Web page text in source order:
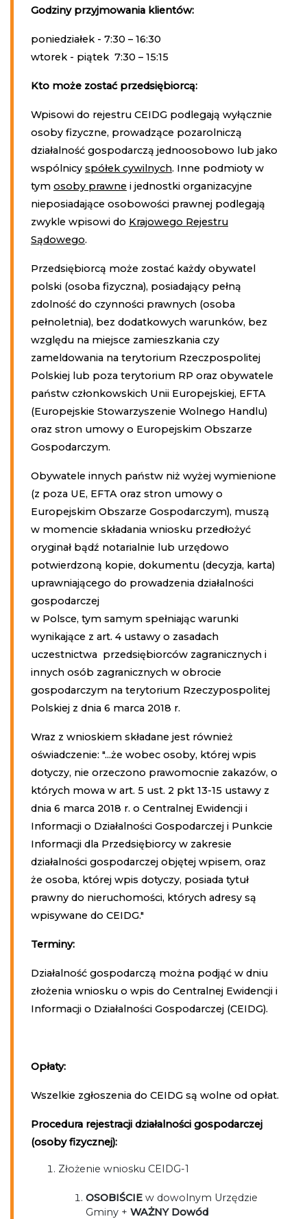
Godziny przyjmowania klientów:
poniedziałek - 7:30 – 16:30
wtorek - piątek 7:30 – 15:15
Kto może zostać przedsiębiorcą:
Wpisowi do rejestru CEIDG podlegają wyłącznie
osoby fizyczne, prowadzące pozarolniczą
działalność gospodarczą jednoosobowo lub jako
wspólnicy spółek cywilnych. Inne podmioty w
tym osoby prawne i jednostki organizacyjne
nieposiadające osobowości prawnej podlegają
zwykle wpisowi do Krajowego Rejestru
Sądowego.
Przedsiębiorcą może zostać każdy obywatel
polski (osoba fizyczna), posiadający pełną
zdolność do czynności prawnych (osoba
pełnoletnia), bez dodatkowych warunków, bez
względu na miejsce zamieszkania czy
zameldowania na terytorium Rzeczpospolitej
Polskiej lub poza terytorium RP oraz obywatele
państw członkowskich Unii Europejskiej, EFTA
(Europejskie Stowarzyszenie Wolnego Handlu)
oraz stron umowy o Europejskim Obszarze
Gospodarczym.
Obywatele innych państw niż wyżej wymienione
(z poza UE, EFTA oraz stron umowy o
Europejskim Obszarze Gospodarczym), muszą
w momencie składania wniosku przedłożyć
oryginał bądź notarialnie lub urzędowo
potwierdzoną kopie, dokumentu (decyzja, karta)
uprawniającego do prowadzenia działalności
gospodarczej
w Polsce, tym samym spełniając warunki
wynikające z art. 4 ustawy o zasadach
uczestnictwa przedsiębiorców zagranicznych i
innych osób zagranicznych w obrocie
gospodarczym na terytorium Rzeczypospolitej
Polskiej z dnia 6 marca 2018 r.
Wraz z wnioskiem składane jest również
oświadczenie: "...że wobec osoby, której wpis
dotyczy, nie orzeczono prawomocnie zakazów, o
których mowa w art. 5 ust. 2 pkt 13-15 ustawy z
dnia 6 marca 2018 r. o Centralnej Ewidencji i
Informacji o Działalności Gospodarczej i Punkcie
Informacji dla Przedsiębiorcy w zakresie
działalności gospodarczej objętej wpisem, oraz
że osoba, której wpis dotyczy, posiada tytuł
prawny do nieruchomości, których adresy są
wpisywane do CEIDG."
Terminy:
Działalność gospodarczą można podjąć w dniu
złożenia wniosku o wpis do Centralnej Ewidencji i
Informacji o Działalności Gospodarczej (CEIDG).
Opłaty:
Wszelkie zgłoszenia do CEIDG są wolne od opłat.
Procedura rejestracji działalności gospodarczej
(osoby fizycznej):
Złożenie wniosku CEIDG-1
OSOBIŚCIEw dowolnym Urzędzie
Gminy + WAŻNY Dowód